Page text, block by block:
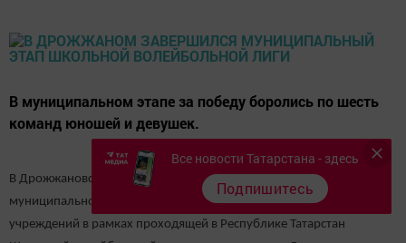
В муниципальном этапе за победу боролись по шесть
команд юношей и девушек.
В Дрожжановском районе прошли соревнования по волейболу
муниципального этапа среди учащихся образовательных
учреждений в рамках проходящей в Республике Татарстан
Все новости Татарстана - здесь
Подпишитесь